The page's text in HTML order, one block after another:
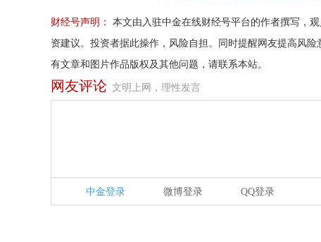
财经号声明：
本文由入驻中金在线财经号平台的作者撰写，
资建议。投资者据此操作，风险自担。同时提醒网友提高风
有文章和图片作品版权及其他问题，请联系本站。
网友评论 文明上网，理性发言
中金登录 微博登录 QQ登录